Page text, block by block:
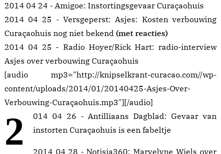
2014 04 24 - Amigoe: Instortingsgevaar Curaçaohuis
2014 04 25 - Versgeperst: Asjes: Kosten verbouwing
Curaçaohuis nog niet bekend (met reacties)
2014 04 25 - Radio Hoyer/Rick Hart: radio-interview
Asjes over verbouwing Curaçaohuis
[audio mp3="http://knipselkrant-curacao.com//wp-
content/uploads/2014/01/20140425-Asjes-Over-
Verbouwing-Curaçaohuis.mp3"][/audio]
2 014 04 26 - Antilliaans Dagblad: Gevaar van
instorten Curaçaohuis is een fabeltje
2014 04 28 - Notisia360: Marvelyne Wiels over